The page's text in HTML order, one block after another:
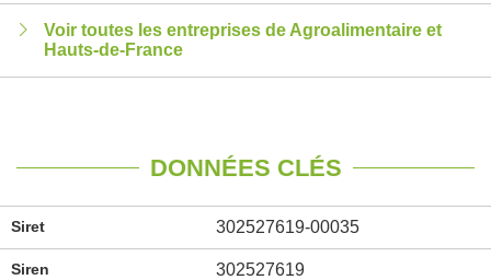
Voir toutes les entreprises de Agroalimentaire et
Hauts-de-France
DONNÉES CLÉS
Siret 302527619-00035
Siren 302527619